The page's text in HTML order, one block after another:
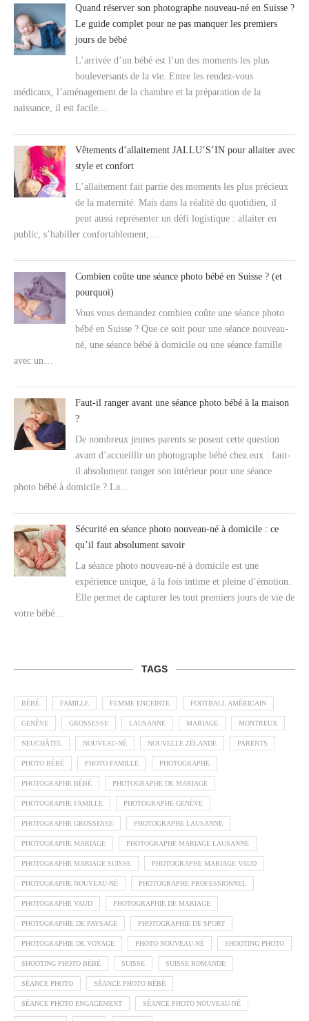
Quand réserver son photographe nouveau-né en Suisse ?
Le guide complet pour ne pas manquer les premiers
jours de bébé
L’arrivée d’un bébé est l’un des moments les plus
bouleversants de la vie. Entre les rendez-vous
médicaux, l’aménagement de la chambre et la préparation de la
naissance, il est facile…
Vêtements d’allaitement JALLU’S’IN pour allaiter avec
style et confort
L’allaitement fait partie des moments les plus précieux
de la maternité. Mais dans la réalité du quotidien, il
peut aussi représenter un défi logistique : allaiter en
public, s’habiller confortablement,…
Combien coûte une séance photo bébé en Suisse ? (et
pourquoi)
Vous vous demandez combien coûte une séance photo
bébé en Suisse ? Que ce soit pour une séance nouveau-
né, une séance bébé à domicile ou une séance famille
avec un…
Faut-il ranger avant une séance photo bébé à la maison
?
De nombreux jeunes parents se posent cette question
avant d’accueillir un photographe bébé chez eux : faut-
il absolument ranger son intérieur pour une séance
photo bébé à domicile ? La…
Sécurité en séance photo nouveau-né à domicile : ce
qu’il faut absolument savoir
La séance photo nouveau-né à domicile est une
expérience unique, à la fois intime et pleine d’émotion.
Elle permet de capturer les tout premiers jours de vie de
votre bébé…
TAGS
BÉBÉ FAMILLE FEMME ENCEINTE FOOTBALL AMÉRICAIN
GENÈVE GROSSESSE LAUSANNE MARIAGE MONTREUX
NEUCHÂTEL NOUVEAU-NÉ NOUVELLE ZÉLANDE PARENTS
PHOTO BÉBÉ PHOTO FAMILLE PHOTOGRAPHE
PHOTOGRAPHE BÉBÉ PHOTOGRAPHE DE MARIAGE
PHOTOGRAPHE FAMILLE PHOTOGRAPHE GENÈVE
PHOTOGRAPHE GROSSESSE PHOTOGRAPHE LAUSANNE
PHOTOGRAPHE MARIAGE PHOTOGRAPHE MARIAGE LAUSANNE
PHOTOGRAPHE MARIAGE SUISSE PHOTOGRAPHE MARIAGE VAUD
PHOTOGRAPHE NOUVEAU-NÉ PHOTOGRAPHE PROFESSIONNEL
PHOTOGRAPHE VAUD PHOTOGRAPHIE DE MARIAGE
PHOTOGRAPHIE DE PAYSAGE PHOTOGRAPHIE DE SPORT
PHOTOGRAPHIE DE VOYAGE PHOTO NOUVEAU-NÉ SHOOTING PHOTO
SHOOTING PHOTO BÉBÉ SUISSE SUISSE ROMANDE
SÉANCE PHOTO SÉANCE PHOTO BÉBÉ
SÉANCE PHOTO ENGAGEMENT SÉANCE PHOTO NOUVEAU-NÉ